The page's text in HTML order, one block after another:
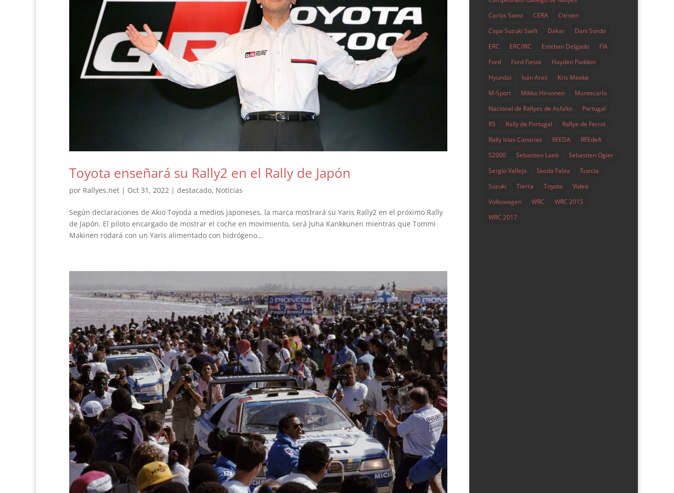
Toyota enseñará su Rally2 en el Rally de Japón
por Rallyes.net | Oct 31, 2022 | destacado, Noticias
Según declaraciones de Akio Toyoda a medios japoneses, la marca mostrará su Yaris Rally2 en el próximo Rally
de Japón. El piloto encargado de mostrar el coche en movimiento, será Juha Kankkunen mientras que Tommi
Makinen rodará con un Yaris alimentado con hidrógeno...
Carlos Sainz
CERA
Citroen
Copa Suzuki Swift
Dakar
Dani Sordo
ERC
ERC/IRC Esteban Delgado
FIA
Ford
Ford Fiesta
Hayden Paddon
Hyundai
Iván Ares
Kris Meeke
M-Sport
Mikko Hirvonen
Montecarlo
Nacional de Rallyes de Asfalto
Portugal
R5
Rally de Portugal
Rallye de Ferrol
Rally Islas Canarias
RFEDA
RFEdeA
S2000
Sebastien Loeb
Sebastien Ogier
Sergio Vallejo
Skoda Fabia
Suecia
Suzuki
Tierra Toyota
Video
Volkswagen
WRC
WRC 2015
WRC 2017